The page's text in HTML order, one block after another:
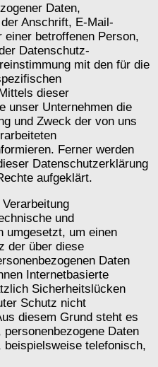
Daten,
Anschrift, E-Mail-
einer betroffenen Person,
Datenschutz-
mit den für die
dieser
unser Unternehmen die
und Zweck der von uns
Ferner werden
Datenschutzerklärung
aufgeklärt.
und
umgesetzt, um einen
der über diese
Daten
Internetbasierte
Sicherheitslücken
Schutz nicht
diesem Grund steht es
Daten
telefonisch,